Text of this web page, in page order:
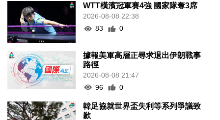
WTT橫濱冠軍賽4強 國家隊奪3席
2026-08-08 22:38
83
0
據報美軍高層正尋求退出伊朗戰事
路徑
2026-08-08 21:47
96
0
韓足協就世界盃失利等系列爭議致
歉